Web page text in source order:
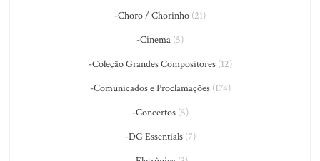
-Choro / Chorinho (21)
-Cinema (5)
-Coleção Grandes Compositores(12)
-Comunicados e Proclamações(174)
-Concertos(5)
-DG Essentials(7)